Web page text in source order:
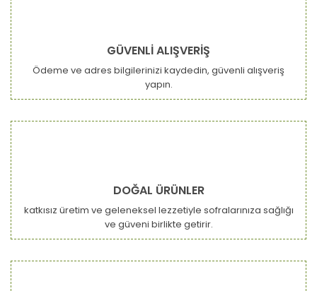
Gönder
GÜVENLİ ALIŞVERİŞ
Ödeme ve adres bilgilerinizi kaydedin, güvenli alışveriş
yapın.
DOĞAL ÜRÜNLER
katkısız üretim ve geleneksel lezzetiyle sofralarınıza sağlığı
ve güveni birlikte getirir.